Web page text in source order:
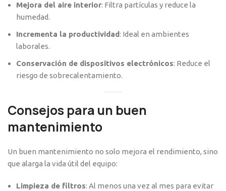
Mejora del aire interior: Filtra partículas y reduce la
humedad.
Incrementa la productividad: Ideal en ambientes
laborales.
Conservación de dispositivos electrónicos: Reduce el
riesgo de sobrecalentamiento.
Consejos para un buen
mantenimiento
Un buen mantenimiento no solo mejora el rendimiento, sino
que alarga la vida útil del equipo:
Limpieza de filtros: Al menos una vez al mes para evitar